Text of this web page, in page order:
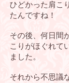
ひどかった肩こ
たんですね！
その後、何日間
こりがほぐれて
ました。
それから不思議